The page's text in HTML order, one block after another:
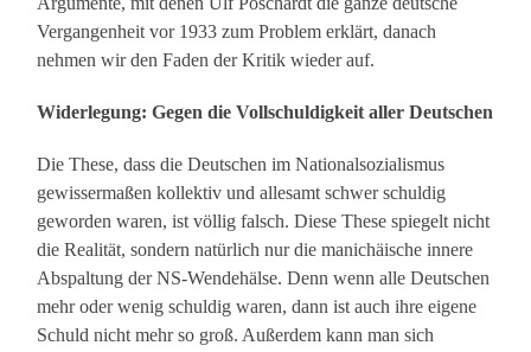
Vergangenheit vor 1933 zum Problem erklärt, danach
nehmen wir den Faden der Kritik wieder auf.
Widerlegung: Gegen die Vollschuldigkeit aller Deutschen
Die These, dass die Deutschen im Nationalsozialismus
gewissermaßen kollektiv und allesamt schwer schuldig
geworden waren, ist völlig falsch. Diese These spiegelt nicht
die Realität, sondern natürlich nur die manichäische innere
Abspaltung der NS-Wendehälse. Denn wenn alle Deutschen
mehr oder wenig schuldig waren, dann ist auch ihre eigene
Schuld nicht mehr so groß. Außerdem kann man sich